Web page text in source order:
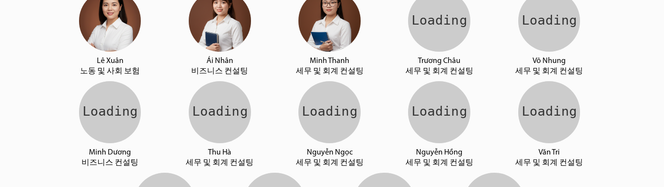
Lê Xuân
노동 및 사회 보험
Ái Nhân
비즈니스 컨설팅
Minh Thanh
세무 및 회계 컨설팅
Trương Châu
세무 및 회계 컨설팅
Võ Nhung
세무 및 회계 컨설팅
Minh Dương
비즈니스 컨설팅
Thu Hà
세무 및 회계 컨설팅
Nguyễn Ngọc
세무 및 회계 컨설팅
Nguyễn Hồng
세무 및 회계 컨설팅
Văn Tri
세무 및 회계 컨설팅